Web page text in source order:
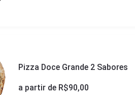
Pizza Doce Grande 2 Sabores
a partir de R$90,00